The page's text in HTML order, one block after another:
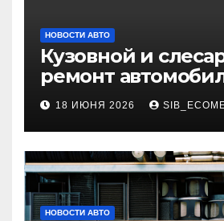
НОВОСТИ АВТО
Кузовной и
ремонт
наличие
запчастей и
сроки
18 ИЮНЯ 2026
НОВОСТИ АВТО